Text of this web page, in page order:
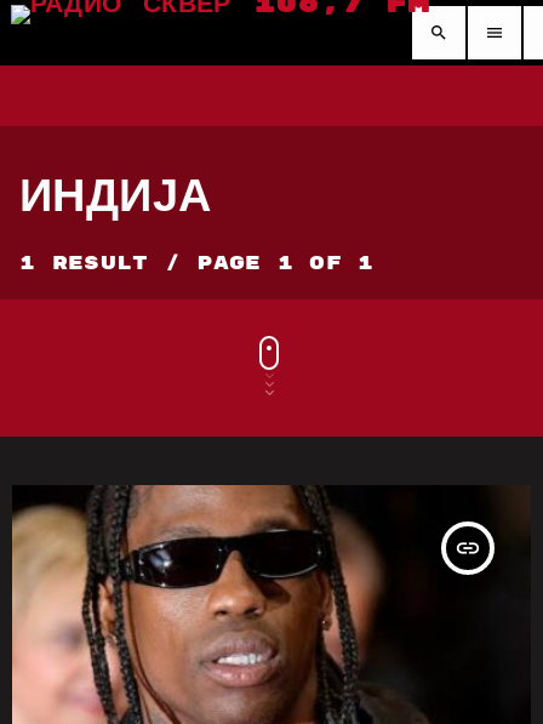
search menu
ИНДИЈА
1 Result / Page 1 of 1
insert_link